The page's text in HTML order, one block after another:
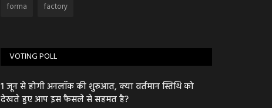
forma
factory
VOTING POLL
1 जून से होगी अनलॉक की शुरुआत, क्या वर्तमान स्तिथि को
देखते हुए आप इस फैसले से सहमत है?